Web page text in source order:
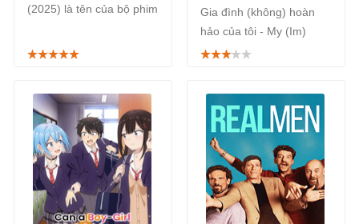
(2025) là tên của bộ phim
xoay quanh đời sống hôn
Gia đình (không) hoàn
hảo của tôi - My (Im)
Perfect Family là một bộ
đình mang đến câu
chuyện đầy kịch tính về
một gia tộc khách sạn
giàu có, được phát sóng
trên Netflix, từ ngày
29/07/2025.